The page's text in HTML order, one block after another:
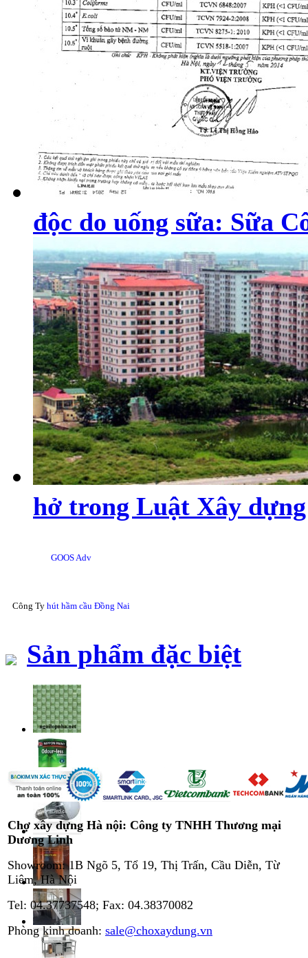
độc do uống sữa: Sữa
hở trong Luật Xây dựng
GOOS Adv
Công Ty hút hầm cầu Đồng Nai
Sản phẩm đặc biệt
Chợ xây dựng Hà nội: Công ty TNHH Thương mại
Dương Linh
Showroom: 1B Ngõ 5, Tổ 19, Thị Trấn, Cầu Diễn, Từ
Liêm, Hà Nội
Tel: 04.37737548; Fax: 04.38370082
Phòng kinh doanh: sale@choxaydung.vn